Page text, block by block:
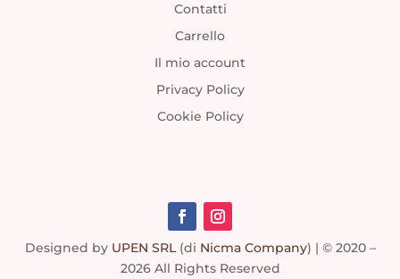
Contatti
Carrello
Il mio account
Privacy Policy
Cookie Policy
Designed by UPEN SRL(di Nicma Company) | © 2020 –
2026 All Rights Reserved